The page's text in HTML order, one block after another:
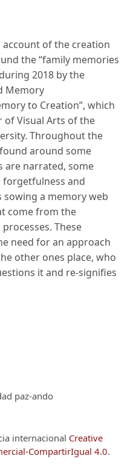
account of the creation
the “family memories
2018 by the
Memory
to Creation”, which
of Visual Arts of the
Throughout the
around some
are narrated, some
forgetfulness and
sowing a memory web
come from the
These
need for an approach
other ones place, who
it and re-signifies
paz-ando
internacional Creative
CompartirIgual 4.0.